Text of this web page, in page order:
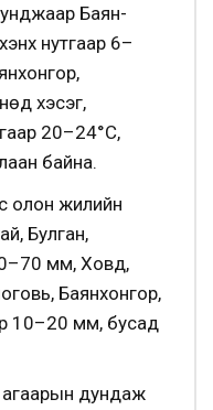
Баян-
нутгаар 6–
хэсэг,
20–24°С,
байна.
олон жилийн
Булган,
мм, Ховд,
Баянхонгор,
10–20 мм, бусад
агаарын дундаж